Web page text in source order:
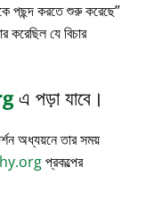
পছন্দ করতে শুরু করেছে
করেছিল যে বিচার
এ পড়া যাবে।
অধ্যয়নে তার সময়
প্রকল্পের